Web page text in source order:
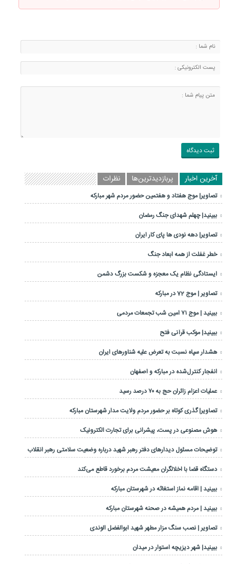
آخرین اخبار پربازدیدترین‌ها نظرات
تصاویر| موج هفتاد و هفتمین حضور مردم شهر مبارکه
ببینید| چهلم شهدای جنگ رمضان
تصاویر| دهه نودی ها پای کار ایران
خطر غفلت از همه ابعاد جنگ
ایستادگی نظام یک معجزه و شکست بزرگ دشمن
تصاویر | موج 72 در مبارکه
ببینید | موج ۷۱ امین شب تجمعات مردمی
ببینید| موکب قرآنی فتح
هشدار سپاه نسبت به تعرض علیه شناورهای ایران
انفجار کنترل‌شده در مبارکه و اصفهان
عملیات اعزام زائران حج به ۷۰ درصد رسید
تصاویر| گذری کوتاه بر حضور مردم ولایت مدار شهرستان مبارکه
هوش مصنوعی در پست، پیشرانی برای تجارت الکترونیک
توضیحات مسئول دیدارهای دفتر رهبر شهید درباره وضعیت سلامتی رهبر انقلاب
دستگاه قضا با اخلالگران معیشت مردم برخورد قاطع می‌کند
ببینید | اقامه نماز استغاثه در شهرستان مبارکه
ببینید | مردم همیشه در صحنه شهرستان مبارکه
تصاویر | نصب سنگ مزار مطهر شهید ابوالفضل الوندی
ببینید| شهر دیزیچه استوار در میدان